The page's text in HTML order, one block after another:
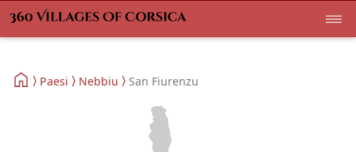
Paesi Nebbiu San Fiurenzu